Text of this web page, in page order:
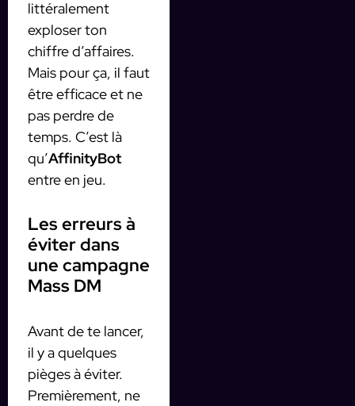
littéralement
exploser ton
chiffre d’affaires.
Mais pour ça, il faut
être efficace et ne
pas perdre de
temps. C’est là
qu’AffinityBot
entre en jeu.
Les erreurs à
éviter dans
une campagne
Mass DM
Avant de te lancer,
il y a quelques
pièges à éviter.
Premièrement, ne